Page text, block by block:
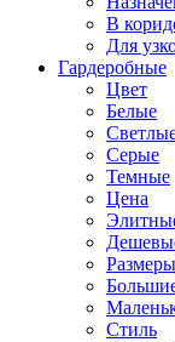
В
Для
Гардеробные
Цвет
Белые
Серые
Темные
Цена
Размеры
Стиль